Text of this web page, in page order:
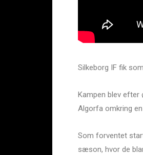
Silkeborg IF fik
Kampen blev efter
Algorfa omkring
Som forventet
sæson, hvor de